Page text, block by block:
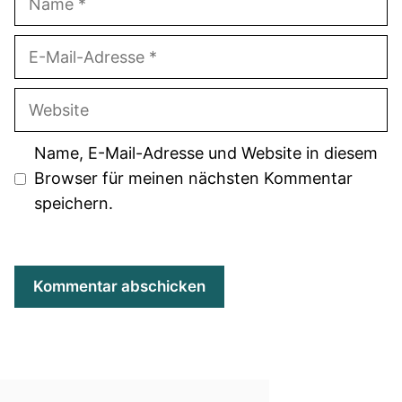
E-
Website
Name, E-Mail-Adresse und Website in diesem
Browser für meinen nächsten Kommentar
speichern.